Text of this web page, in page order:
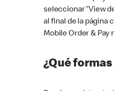
seleccionar “View
al final de la página
Mobile Order & Pay
¿Qué